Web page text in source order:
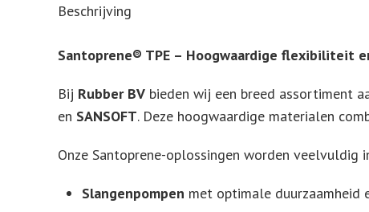
Beschrijving
Santoprene® TPE – Hoogwaardige flexibiliteit
Bij Rubber BV bieden wij een breed assortiment
en SANSOFT. Deze hoogwaardige materialen
Onze Santoprene-oplossingen worden veelvuldig
Slangenpompen met optimale duurzaamheid